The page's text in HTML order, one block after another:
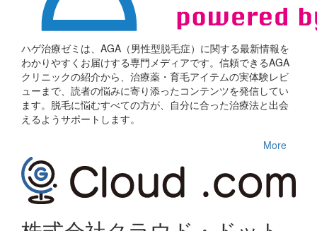
ハゲ治療ゼミは、AGA（男性型脱毛症）に関する最新情報を
わかりやすくお届けする専門メディアです。信頼できるAGA
クリニックの紹介から、治療薬・育毛アイテムの実体験レビ
ューまで、読者の悩みに寄り添ったコンテンツを発信してい
ます。脱毛に悩むすべての方が、自分に合った治療法と出会
えるようサポートします。
More